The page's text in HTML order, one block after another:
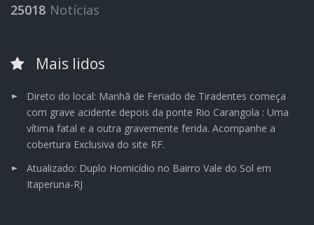
25018 Notícias
Mais lidos
Direto do local: Manhã de Feriado de Tiradentes começa
com grave acidente depois da ponte Rio Carangola : Uma
vítima fatal e a outra gravemente ferida. Acompanhe a
cobertura Exclusiva do site RF.
Atualizado: Duplo Homicídio no Bairro Vale do Sol em
Itaperuna-RJ